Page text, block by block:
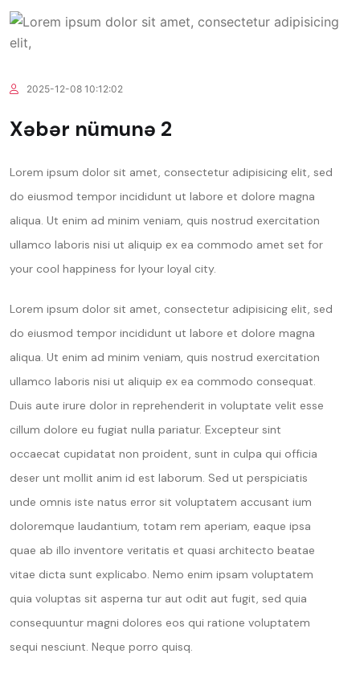
2025-12-08 10:12:02
Xəbər nümunə 2
Lorem ipsum dolor sit amet, consectetur adipisicing elit, sed
do eiusmod tempor incididunt ut labore et dolore magna
aliqua. Ut enim ad minim veniam, quis nostrud exercitation
ullamco laboris nisi ut aliquip ex ea commodo amet set for
your cool happiness for lyour loyal city.
Lorem ipsum dolor sit amet, consectetur adipisicing elit, sed
do eiusmod tempor incididunt ut labore et dolore magna
aliqua. Ut enim ad minim veniam, quis nostrud exercitation
ullamco laboris nisi ut aliquip ex ea commodo consequat.
Duis aute irure dolor in reprehenderit in voluptate velit esse
cillum dolore eu fugiat nulla pariatur. Excepteur sint
occaecat cupidatat non proident, sunt in culpa qui officia
deser unt mollit anim id est laborum. Sed ut perspiciatis
unde omnis iste natus error sit voluptatem accusant ium
doloremque laudantium, totam rem aperiam, eaque ipsa
quae ab illo inventore veritatis et quasi architecto beatae
vitae dicta sunt explicabo. Nemo enim ipsam voluptatem
quia voluptas sit asperna tur aut odit aut fugit, sed quia
consequuntur magni dolores eos qui ratione voluptatem
sequi nesciunt. Neque porro quisq.